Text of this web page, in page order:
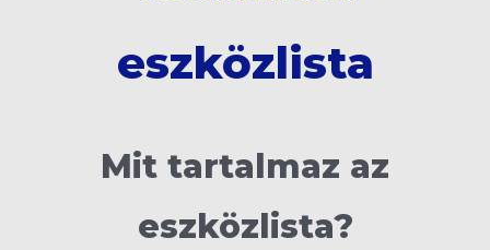
eszközlista
Mit tartalmaz az
eszközlista?